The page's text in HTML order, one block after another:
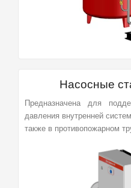
Насосные
Предназначена для
давления внутренней
также в противопожарном